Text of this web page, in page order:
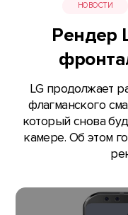
НОВОСТИ
Рендер
LG продолжает
флагманского
который снова
камере. Об этом